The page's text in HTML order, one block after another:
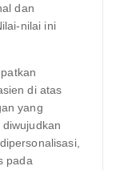
dan
nilai ini
di atas
yang
pada